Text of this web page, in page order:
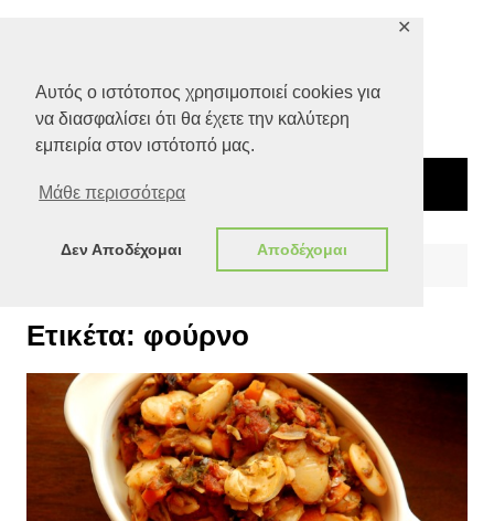
Αυτός ο ιστότοπος χρησιμοποιεί cookies για
να διασφαλίσει ότι θα έχετε την καλύτερη
εμπειρία στον ιστότοπό μας.
Μάθε περισσότερα
Δεν Αποδέχομαι Αποδέχομαι
✕
Ετικέτα: φούρνο